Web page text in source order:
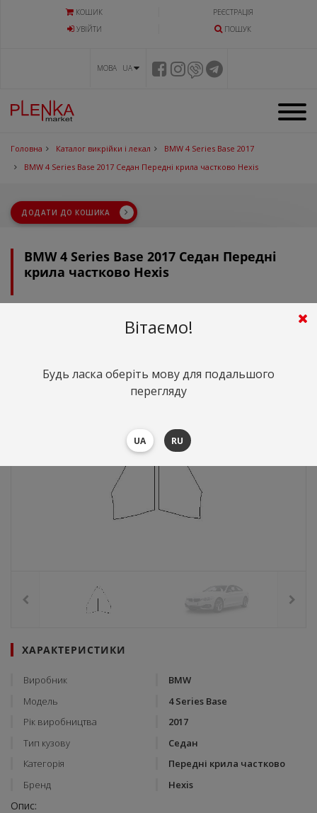
КОШИК
РЕЄСТРАЦІЯ
УВIЙТИ
ПОШУК
МОВА UA
Головна Каталог викрійки і лекал
BMW 4 Series Base 2017
BMW 4 Series Base 2017 Седан Передні крила частково Hexis
ДОДАТИ ДО КОШИКА
BMW 4 Series Base 2017 Седан Передні
крила частково Hexis
грн.
ХАРАКТЕРИСТИКИ
Виробник
BMW
Модель
4 Series Base
Рік виробництва
2017
Тип кузову
Седан
Категорія
Передні крила частково
Бренд
Hexis
Опис:
Вітаємо!
Будь ласка оберіть мову для подальшого
перегляду
UA RU